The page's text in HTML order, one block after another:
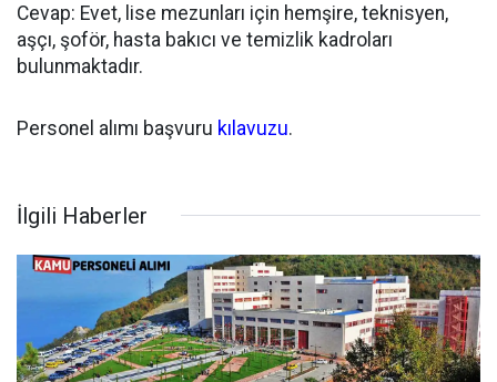
Cevap: Evet, lise mezunları için hemşire, teknisyen,
aşçı, şoför, hasta bakıcı ve temizlik kadroları
bulunmaktadır.
Personel alımı başvuru kılavuzu.
İlgili Haberler